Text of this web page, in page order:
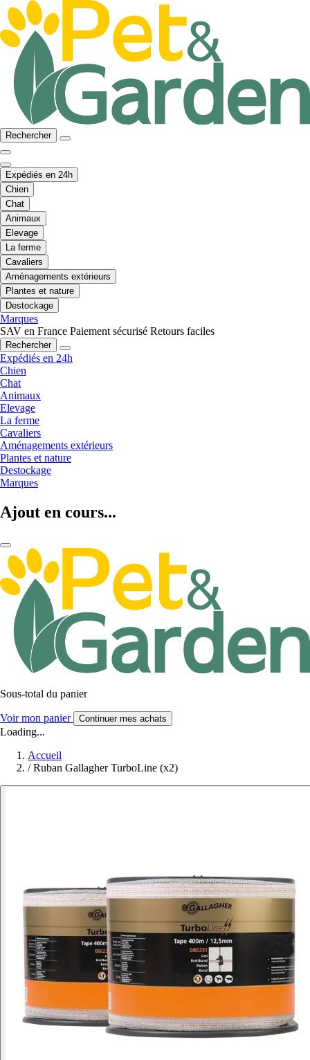
Rechercher
Expédiés en 24h
Chien
Chat
Animaux
Elevage
La ferme
Cavaliers
Aménagements extérieurs
Plantes et nature
Destockage
Marques
SAV en France Paiement sécurisé Retours faciles
Rechercher
Expédiés en 24h
Chien
Chat
Animaux
Elevage
La ferme
Cavaliers
Aménagements extérieurs
Plantes et nature
Destockage
Marques
Ajout en cours...
Sous-total du panier
Voir mon panier Continuer mes achats
Loading...
Accueil
/ Ruban Gallagher TurboLine (x2)